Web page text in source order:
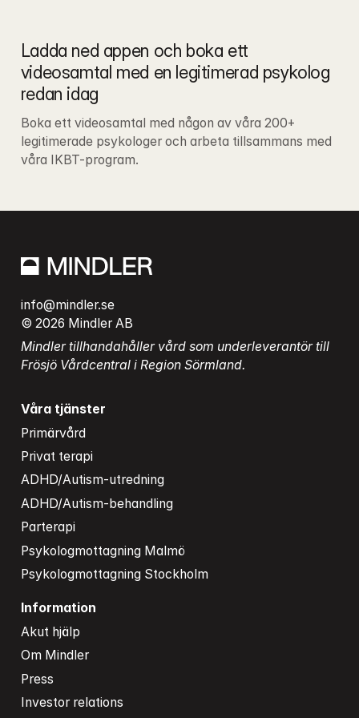
Ladda ned appen och boka ett
videosamtal med en legitimerad psykolog
redan idag
Boka ett videosamtal med någon av våra 200+
legitimerade psykologer och arbeta tillsammans med
våra IKBT-program.
info@mindler.se
© 2026 Mindler AB
Mindler tillhandahåller vård som underleverantör till
Frösjö Vårdcentral i Region Sörmland.
Våra tjänster
Primärvård
Privat terapi
ADHD/Autism-utredning
ADHD/Autism-behandling
Parterapi
Psykologmottagning Malmö
Psykologmottagning Stockholm
Information
Akut hjälp
Om Mindler
Press
Investor relations